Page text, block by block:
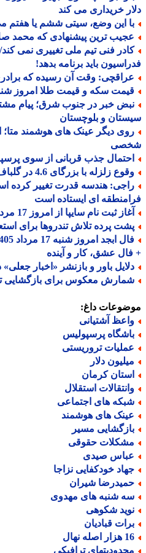
خریداری می کند
این وضع، سیتی ششم یا هفتم می
ترین پیشنهادی که محمد صلاح
فنی تیم ملی تغییری نمی کند/
باید برنامه بدهد!
وقت آن رسیده که برادری
سکه و قیمت طلا امروز شنبه 17 مرداد 1405 + جدول
خبر در جنوب شرق؛ پیام مشترک
و بلوچستان
دیگر عینک های هوشمند متا؛ از
جذب قربانی از سوی
زلزله با بزرگای 4.6 در گلباف کرمان
هندسه قدرت تغییر کرده است؛
ای ایستاده است
ثبت نام سایپا از امروز 17 مرداد 1405
پرده تلاش تندروها برای
عشق، کار و آینده
باور و بازنشر «اخبار جعلی»
معکوس برای بازگشایی
داغ:
آشتیانی
پرسپولیس
تروریستی
دلار
کرمان
استقلال
های اجتماعی
های هوشمند
مسیر
حقوقی
صیدی
خودکفایی نزاجا
شیران
شنبه های مهدوی
شکوهی
قبادیان
نهال
ترافیکی